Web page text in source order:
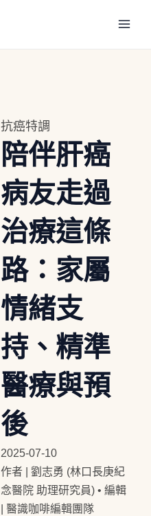
抗癌特調
陪伴肝癌
病友走過
治療這條
路：家屬
情緒支
持、精準
醫療與預
後
2025-07-10
作者 | 劉志勇 (林口長庚紀
念醫院 助理研究員)• 編輯
| 醫識咖啡編輯團隊